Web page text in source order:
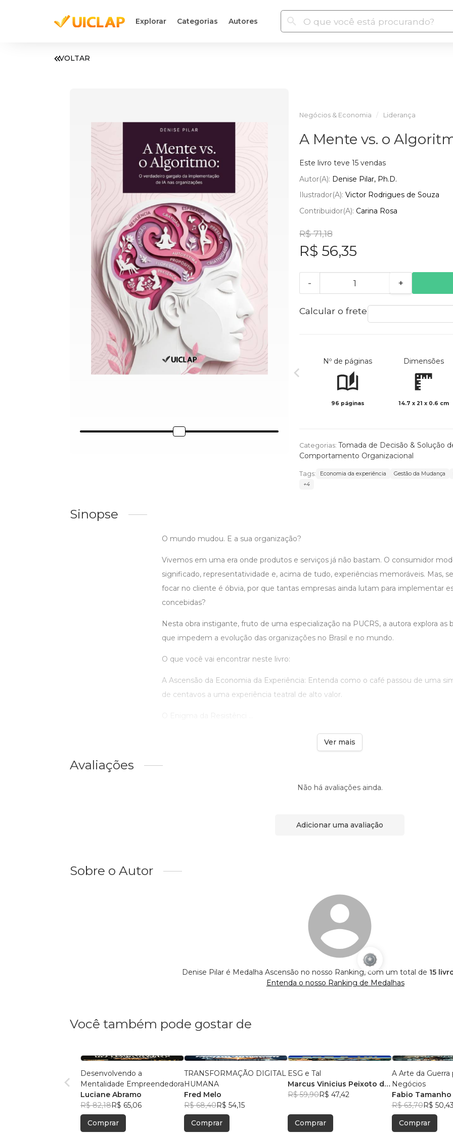
Explorar Categorias Autores
VOLTAR
Negócios & Economia Liderança
A Mente vs. o
Este livro teve 15 vendas
Autor(a): Denise Pilar, Ph.D.
Ilustrador(a): Victor Rodrigues de Souza
Contribuidor(a): Carina Rosa
R$ 71,18
R$ 56,35
- +
Calcular o frete
Nº de páginas
96 páginas
Dimensões
14.7 x 21 x 0.6 cm
Categorias: Tomada de Decisão & Solução
Comportamento Organizacional
Tags: Economia da experiência Gestão da Mudança
+4
Sinopse
O mundo mudou. E a sua organização?
Vivemos em uma era onde produtos e serviços já não bastam. O consumidor
significado, representatividade e, acima de tudo, experiências memoráveis. Mas,
focar no cliente é óbvia, por que tantas empresas ainda lutam para implementar
concebidas?
Nesta obra instigante, fruto de uma especialização na PUCRS, a autora explora as
que impedem a evolução das organizações no Brasil e no mundo.
O que você vai encontrar neste livro:
A Ascensão da Economia da Experiência: Entenda como o café passou de uma
de centavos a uma experiência teatral de alto valor.
Ver mais
Avaliações
Não há avaliações ainda.
Adicionar uma avaliação
Sobre o Autor
Denise Pilar é Medalha Ascensão no nosso Ranking, com um total de 15
Entenda o nosso Ranking de Medalhas
Você também pode gostar de
Desenvolvendo a
Mentalidade Empreendedora
Luciane Abramo
R$ 82,18R$ 65,06
Comprar
TRANSFORMAÇÃO DIGITAL
HUMANA
Fred Melo
R$ 68,40R$ 54,15
Comprar
ESG e Tal
Marcus Vinicius Peixoto da
Silva
R$ 59,90R$ 47,42
Comprar
A Arte da Guerra
Negócios
Fabio Tamanho
R$ 63,70R$ 50,43
Comprar